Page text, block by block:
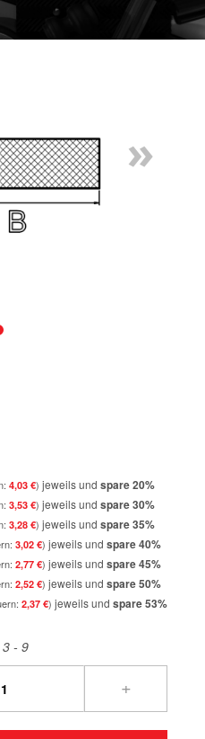
»
4,03 € jeweils und spare20%
3,53 € jeweils und spare30%
3,28 € jeweils und spare35%
3,02 € jeweils und spare40%
2,77 € jeweils und spare45%
2,52 € jeweils und spare50%
2,37 € jeweils und spare53%
3 - 9
+